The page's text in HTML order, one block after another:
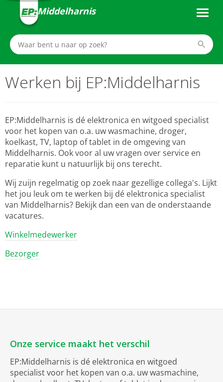
Middelharnis
Werken bij EP:Middelharnis
EP:Middelharnis is dé elektronica en witgoed specialist
voor het kopen van o.a. uw wasmachine, droger,
koelkast, TV, laptop of tablet in de omgeving van
Middelharnis. Ook voor al uw vragen over service en
reparatie kunt u natuurlijk bij ons terecht.
Wij zuijn regelmatig op zoek naar gezellige collega's. Lijkt
het jou leuk om te werken bij dé elektronica specialist
van Middelharnis? Bekijk dan een van de onderstaande
vacatures.
Winkelmedewerker
Bezorger
Onze service maakt het verschil
EP:Middelharnis is dé elektronica en witgoed
specialist voor het kopen van o.a. uw wasmachine,